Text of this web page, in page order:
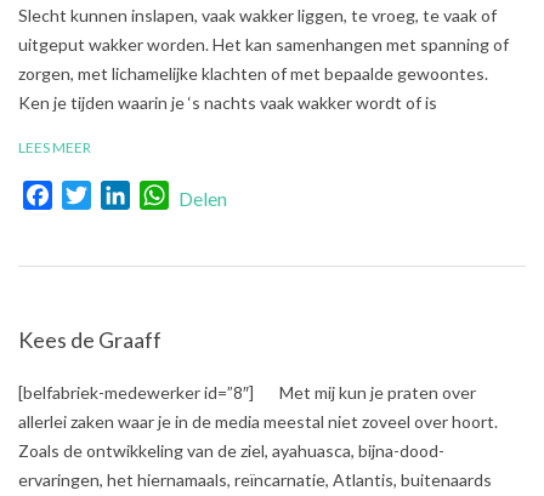
06-
18
Slecht kunnen inslapen, vaak wakker liggen, te vroeg, te vaak of
uitgeput wakker worden. Het kan samenhangen met spanning of
zorgen, met lichamelijke klachten of met bepaalde gewoontes.
Ken je tijden waarin je ‘s nachts vaak wakker wordt of is
LEES MEER
FacebookTwitterLinkedInWhatsApp
Delen
Kees de Graaff
2017-
10-
13
[belfabriek-medewerker id=”8″] Met mij kun je praten over
allerlei zaken waar je in de media meestal niet zoveel over hoort.
Zoals de ontwikkeling van de ziel, ayahuasca, bijna-dood-
ervaringen, het hiernamaals, reïncarnatie, Atlantis, buitenaards